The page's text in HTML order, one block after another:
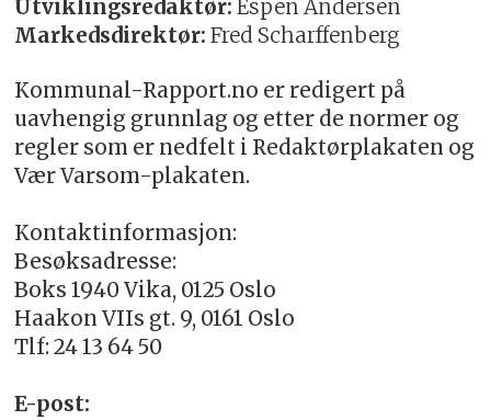
Utviklingsredaktør: Espen Andersen
Markedsdirektør: Fred Scharffenberg
Kommunal-Rapport.no er redigert på
uavhengig grunnlag og etter de normer og
regler som er nedfelt i Redaktørplakaten og
Vær Varsom-plakaten.
Kontaktinformasjon:
Besøksadresse:
Boks 1940 Vika, 0125 Oslo
Haakon VIIs gt. 9, 0161 Oslo
Tlf: 24 13 64 50
E-post: